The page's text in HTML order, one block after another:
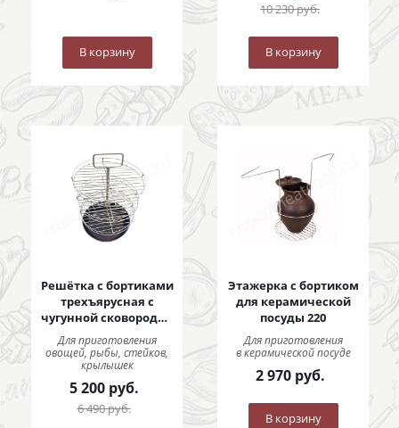
В корзину
10 230руб.
В корзину
Решётка с бортиками
трехъярусная с
чугунной сковородой
Для приготовления
овощей, рыбы, стейков,
крылышек
5 200руб.
6 490руб.
Этажерка с бортиком
для керамической
посуды 220
Для приготовления
в керамической посуде
2 970руб.
В корзину